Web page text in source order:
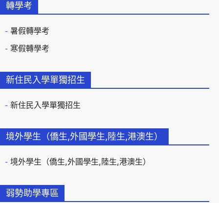
轉學考
暑假轉學考
寒假轉學考
新住民入學單獨招生
新住民入學單獨招生
境外學生（僑生,外國學生,陸生,港澳生）
境外學生（僑生,外國學生,陸生,港澳生）
弱勢助學專區